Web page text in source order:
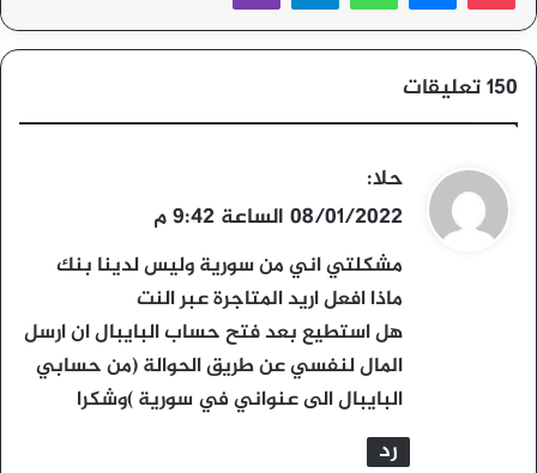
‫150 تعليقات
ي
ق
و
ل
حلا:
08/01/2022 الساعة 9:42 م
مشكلتي اني من سورية وليس لدينا بنك
ماذا افعل اريد المتاجرة عبر النت
هل استطيع بعد فتح حساب البايبال ان ارسل
المال لنفسي عن طريق الحوالة (من حسابي
البايبال الى عنواني في سورية )وشكرا
رد